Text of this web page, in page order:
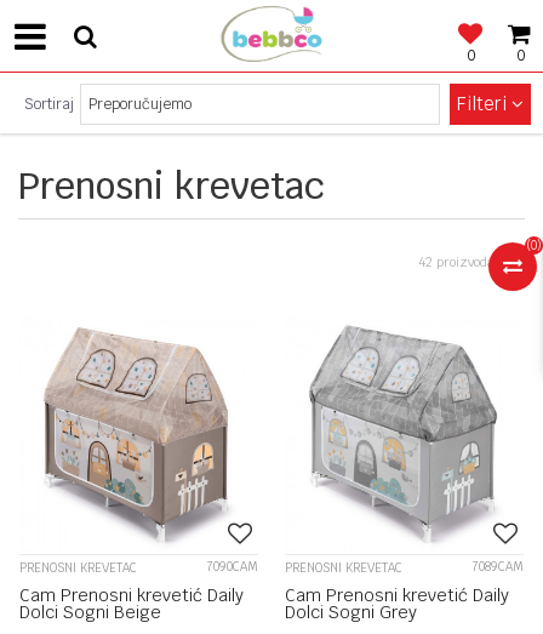
0
0
SIGURNO PLAĆANJE!
(0)
Prenosni krevetac
Sortiraj Filteri
42 proizvoda
PRENOSNI KREVETAC 7090CAM
Cam Prenosni krevetić Daily
Dolci Sogni Beige
PRENOSNI KREVETAC 7089CAM
Cam Prenosni krevetić Daily
Dolci Sogni Grey